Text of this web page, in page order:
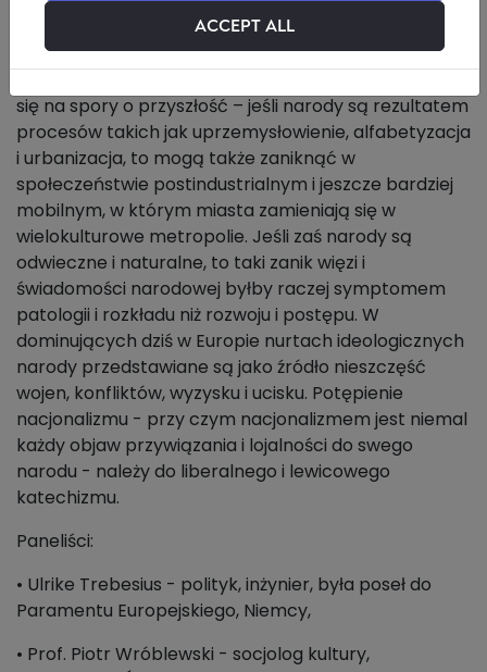
prastarą - formą zbiorowego istnienia. Inni sądzą, że
są one późnym produktem procesów
się na spory o przyszłość – jeśli narody są rezultatem
procesów takich jak uprzemysłowienie, alfabetyzacja
i urbanizacja, to mogą także zaniknąć w
społeczeństwie postindustrialnym i jeszcze bardziej
mobilnym, w którym miasta zamieniają się w
wielokulturowe metropolie. Jeśli zaś narody są
odwieczne i naturalne, to taki zanik więzi i
świadomości narodowej byłby raczej symptomem
patologii i rozkładu niż rozwoju i postępu. W
dominujących dziś w Europie nurtach ideologicznych
narody przedstawiane są jako źródło nieszczęść
wojen, konfliktów, wyzysku i ucisku. Potępienie
nacjonalizmu - przy czym nacjonalizmem jest niemal
każdy objaw przywiązania i lojalności do swego
narodu - należy do liberalnego i lewicowego
katechizmu.
Paneliści:
• Ulrike Trebesius - polityk, inżynier, była poseł do
Paramentu Europejskiego, Niemcy,
• Prof. Piotr Wróblewski - socjolog kultury,
ACCEPT ALL